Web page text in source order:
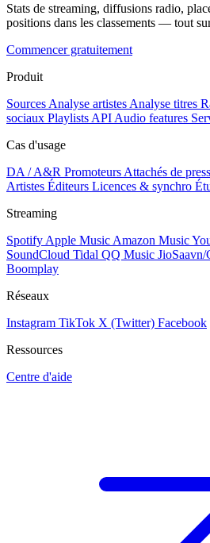
Stats de streaming, diffusions radio,
positions dans les classements — tout
Commencer gratuitement
Produit
Sources Analyse artistes Analyse titres
sociaux Playlists API Audio features
Cas d'usage
DA / A&R Promoteurs Attachés de
Artistes Éditeurs Licences & synchro
Streaming
Spotify Apple Music Amazon Music
SoundCloud Tidal QQ Music JioSaavn/
Boomplay
Réseaux
Instagram TikTok X (Twitter) Facebook
Ressources
Centre d'aide